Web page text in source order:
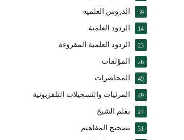
الدروس العلمية 39
الردود العلمية 14
الردود العلمية المقروءة 23
المؤلفات 26
المحاضرات 49
المرئيات والتسجيلات التلفزيونية 49
بقلم الشيخ 27
تصحيح المفاهيم 31